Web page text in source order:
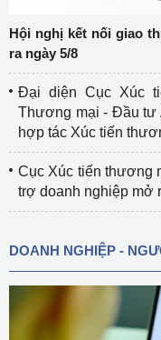
Hội nghị kết nối giao
ra ngày 5/8
Đại diện Cục Xúc
Thương mại - Đầu tư
hợp tác Xúc tiến
Cục Xúc tiến thương
trợ doanh nghiệp mở
DOANH NGHIỆP -